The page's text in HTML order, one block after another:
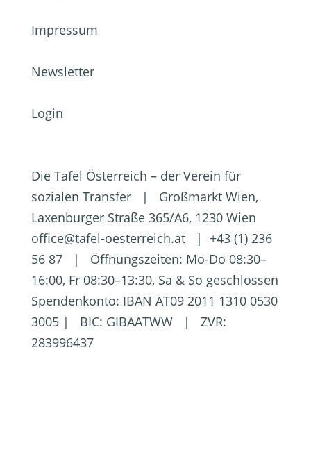
Impressum
Newsletter
Login
Die Tafel Österreich – der Verein für
sozialen Transfer | Großmarkt Wien,
Laxenburger Straße 365/A6, 1230 Wien
office@tafel-oesterreich.at | +43 (1) 236
56 87 | Öffnungszeiten: Mo-Do 08:30–
16:00, Fr 08:30–13:30, Sa & So geschlossen
Spendenkonto: IBAN AT09 2011 1310 0530
3005 | BIC: GIBAATWW | ZVR:
283996437